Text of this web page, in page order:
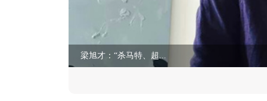
梁旭才：“杀马特、超...